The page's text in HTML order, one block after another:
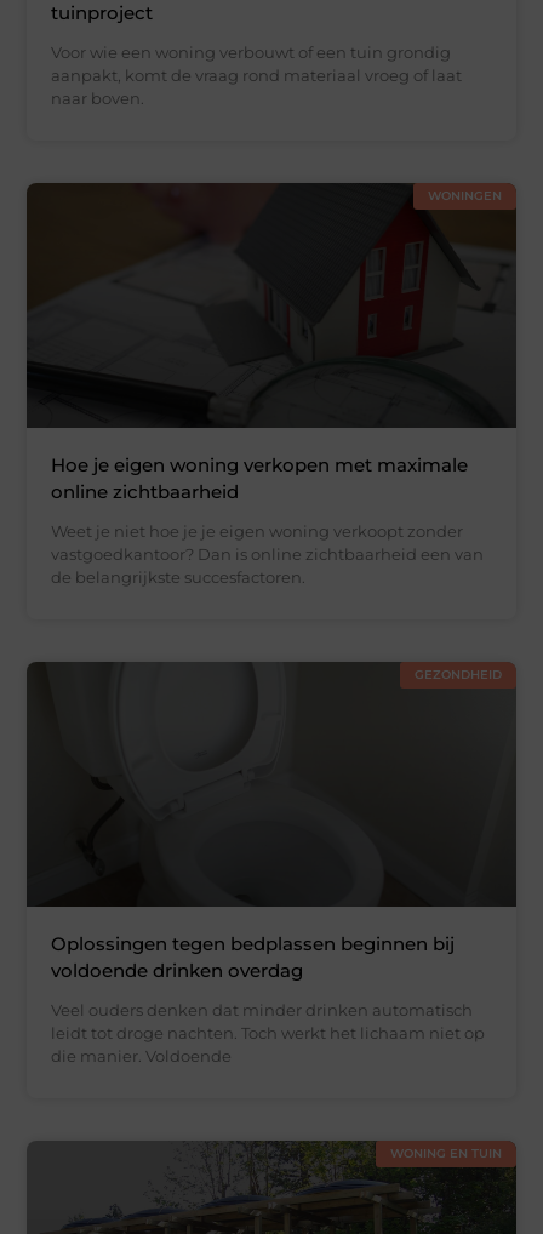
tuinproject
Voor wie een woning verbouwt of een tuin grondig
aanpakt, komt de vraag rond materiaal vroeg of laat
naar boven.
WONINGEN
Hoe je eigen woning verkopen met maximale
online zichtbaarheid
Weet je niet hoe je je eigen woning verkoopt zonder
vastgoedkantoor? Dan is online zichtbaarheid een van
de belangrijkste succesfactoren.
GEZONDHEID
Oplossingen tegen bedplassen beginnen bij
voldoende drinken overdag
Veel ouders denken dat minder drinken automatisch
leidt tot droge nachten. Toch werkt het lichaam niet op
die manier. Voldoende
WONING EN TUIN